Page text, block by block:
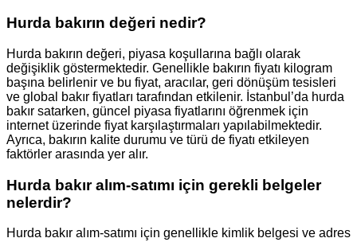
Hurda bakırın değeri nedir?
Hurda bakırın değeri, piyasa koşullarına bağlı olarak
değişiklik göstermektedir. Genellikle bakırın fiyatı kilogram
başına belirlenir ve bu fiyat, aracılar, geri dönüşüm tesisleri
ve global bakır fiyatları tarafından etkilenir. İstanbul’da hurda
bakır satarken, güncel piyasa fiyatlarını öğrenmek için
internet üzerinde fiyat karşılaştırmaları yapılabilmektedir.
Ayrıca, bakırın kalite durumu ve türü de fiyatı etkileyen
faktörler arasında yer alır.
Hurda bakır alım-satımı için gerekli belgeler
nelerdir?
Hurda bakır alım-satımı için genellikle kimlik belgesi ve adres